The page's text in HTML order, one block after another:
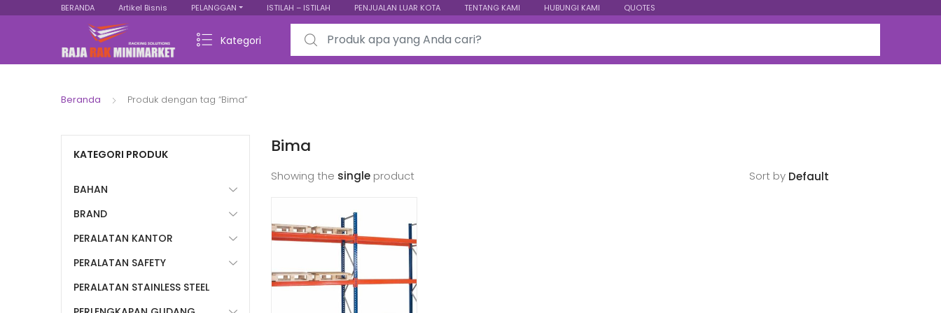
BERANDA Artikel Bisnis PELANGGAN ISTILAH – ISTILAH PENJUALAN LUAR KOTA TENTANG KAMI HUBUNGI KAMI QUOTES
Kategori
Search for:
Beranda Produk dengan tag “Bima”
Bima
Showing the single product Sort by
KATEGORI PRODUK
BAHAN
BRAND
PERALATAN KANTOR
PERALATAN SAFETY
PERALATAN STAINLESS STEEL